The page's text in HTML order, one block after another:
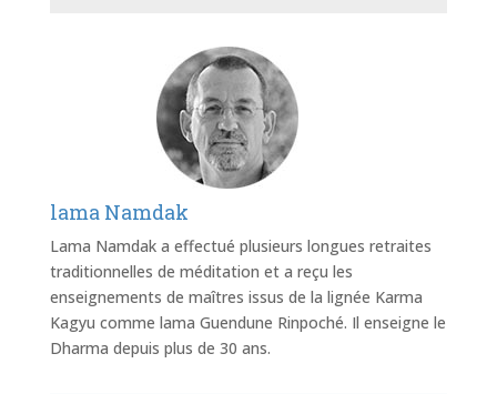
lama Namdak
Lama Namdak a effectué plusieurs longues retraites
traditionnelles de méditation et a reçu les
enseignements de maîtres issus de la lignée Karma
Kagyu comme lama Guendune Rinpoché. Il enseigne le
Dharma depuis plus de 30 ans.